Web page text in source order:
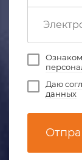
Даю
данных